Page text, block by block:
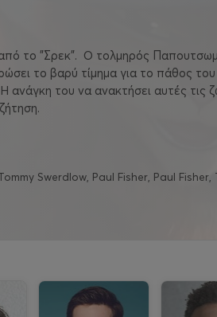
το "Σρεκ". Ο τολμηρός
το βαρύ τίμημα για το πάθος του
του να ανακτήσει αυτές τις
Swerdlow, Paul Fisher, Paul Fisher,